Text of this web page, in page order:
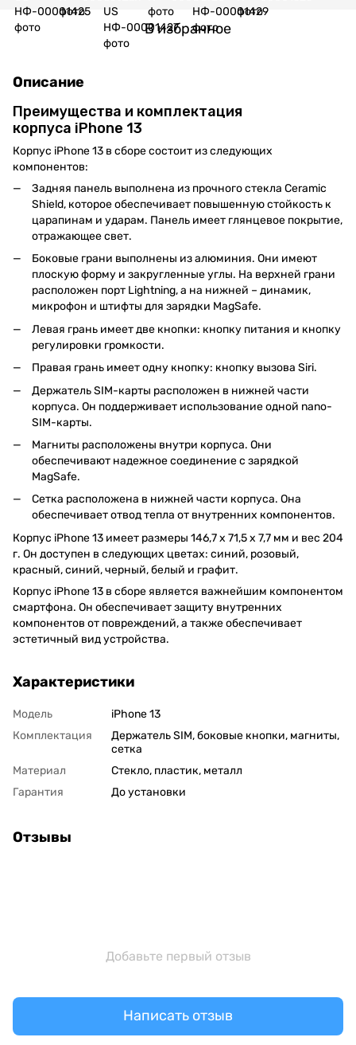
В избранное
Описание
Преимущества и комплектация
корпуса iPhone 13
Корпус iPhone 13 в сборе состоит из следующих
компонентов:
Задняя панель выполнена из прочного стекла Ceramic
Shield, которое обеспечивает повышенную стойкость к
царапинам и ударам. Панель имеет глянцевое покрытие,
отражающее свет.
Боковые грани выполнены из алюминия. Они имеют
плоскую форму и закругленные углы. На верхней грани
расположен порт Lightning, а на нижней – динамик,
микрофон и штифты для зарядки MagSafe.
Левая грань имеет две кнопки: кнопку питания и кнопку
регулировки громкости.
Правая грань имеет одну кнопку: кнопку вызова Siri.
Держатель SIM-карты расположен в нижней части
корпуса. Он поддерживает использование одной nano-
SIM-карты.
Магниты расположены внутри корпуса. Они
обеспечивают надежное соединение с зарядкой
MagSafe.
Сетка расположена в нижней части корпуса. Она
обеспечивает отвод тепла от внутренних компонентов.
Корпус iPhone 13 имеет размеры 146,7 x 71,5 x 7,7 мм и вес 204
г. Он доступен в следующих цветах: синий, розовый,
красный, синий, черный, белый и графит.
Корпус iPhone 13 в сборе является важнейшим компонентом
смартфона. Он обеспечивает защиту внутренних
компонентов от повреждений, а также обеспечивает
эстетичный вид устройства.
Характеристики
Модель
iPhone 13
Комплектация
Держатель SIM, боковые кнопки, магниты,
сетка
Материал
Стекло, пластик, металл
Гарантия
До установки
Отзывы
Добавьте первый отзыв
Написать отзыв